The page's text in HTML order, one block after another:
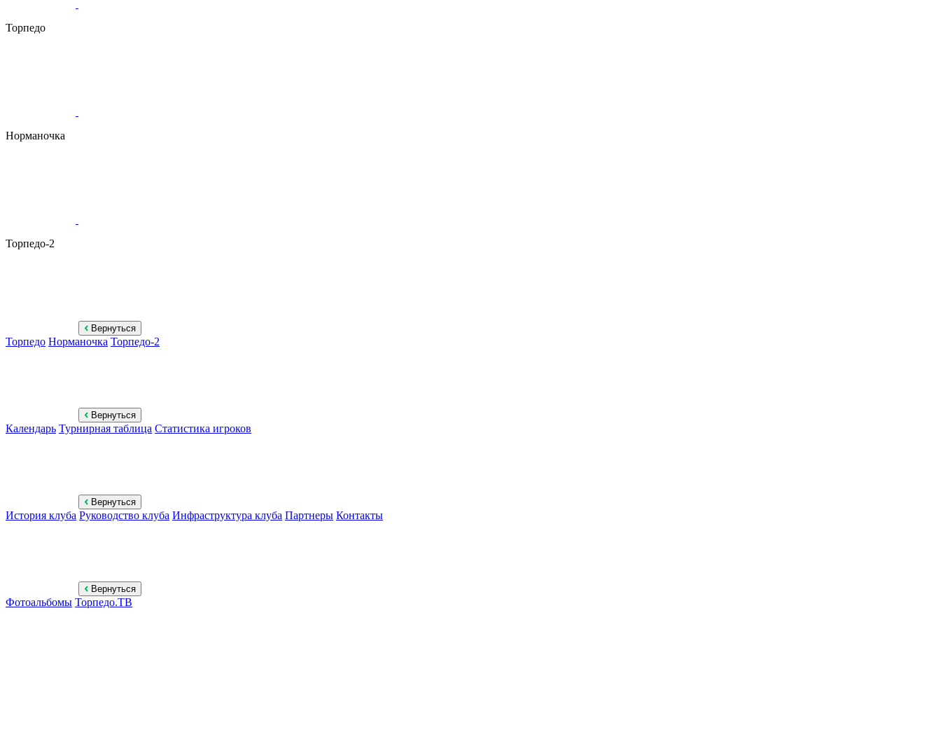
Торпедо
Норманочка
Торпедо-2
Вернуться
Торпедо Норманочка Торпедо-2
Вернуться
Календарь Турнирная таблица Статистика игроков
Вернуться
История клуба Руководство клуба Инфраструктура клуба Партнеры Контакты
Вернуться
Фотоальбомы Торпедо.ТВ